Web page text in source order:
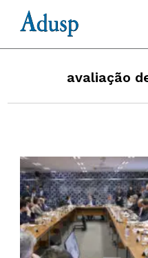
avaliação